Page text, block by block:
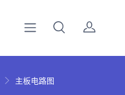
主板电路图